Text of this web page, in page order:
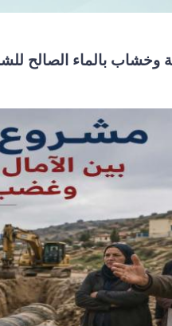
وخشاب بالماء الصالح